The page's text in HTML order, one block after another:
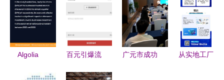
务优化
步步维艰
Algolia
百元引爆流
广元市成功
从实地工厂